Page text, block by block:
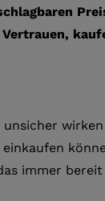
immer